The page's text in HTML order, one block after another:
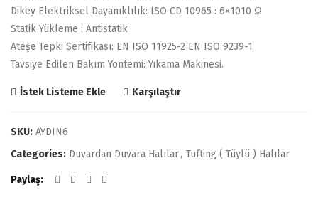
Dikey Elektriksel Dayanıklılık: ISO CD 10965 : 6×1010 Ω
Statik Yükleme : Antistatik
Ateşe Tepki Sertifikası: EN ISO 11925-2 EN ISO 9239-1
Tavsiye Edilen Bakım Yöntemi: Yıkama Makinesi.
İstek Listeme Ekle Karşılaştır
SKU: AYDIN6
Categories: Duvardan Duvara Halılar, Tufting ( Tüylü ) Halılar
Paylaş